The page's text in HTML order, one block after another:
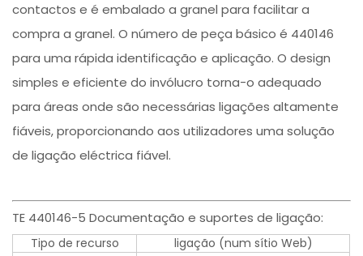
contactos e é embalado a granel para facilitar a
compra a granel. O número de peça básico é 440146
para uma rápida identificação e aplicação. O design
simples e eficiente do invólucro torna-o adequado
para áreas onde são necessárias ligações altamente
fiáveis, proporcionando aos utilizadores uma solução
de ligação eléctrica fiável.
TE 440146-5 Documentação e suportes de ligação:
Tipo de recurso
ligação (num sítio Web)